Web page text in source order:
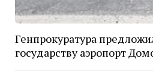
Генпрокуратура
государству аэропорт